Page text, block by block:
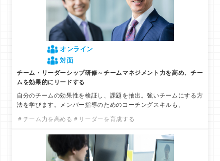
オンライン
対面
チーム・リーダーシップ研修～チームマネジメント力を高め、チー
ムを効果的にリードする
自分のチームの効果性を検証し、課題を抽出。強いチームにする方
法を学びます。メンバー指導のためのコーチングスキルも。
＃チーム力を高める ＃リーダーを育成する